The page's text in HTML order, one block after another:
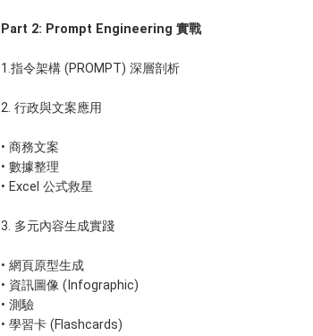
Part 2: Prompt Engineering 實戰
1.指令架構 (PROMPT) 深層剖析
2. 行政與文案應用
• 商務文案
• 數據整理
• Excel 公式救星
3. 多元內容生成實踐
• 網頁原型生成
• 資訊圖像 (Infographic)
• 測驗
• 學習卡 (Flashcards)